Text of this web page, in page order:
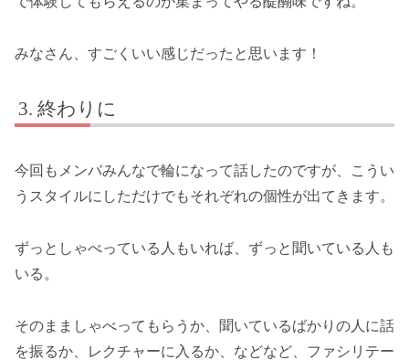
みなさん、すごくいい感じだったと思います！
終わりに
今回もメンバみんなで輪になって話したのですが、こうい
うスタイルにしただけでもそれぞれの個性が出てきます。
ずっとしゃべっている人もいれば、ずっと聞いている人も
いる。
そのまましゃべってもらうか、聞いているばかりの人に話
を振るか、レクチャーに入るか、などなど、ファシリテー